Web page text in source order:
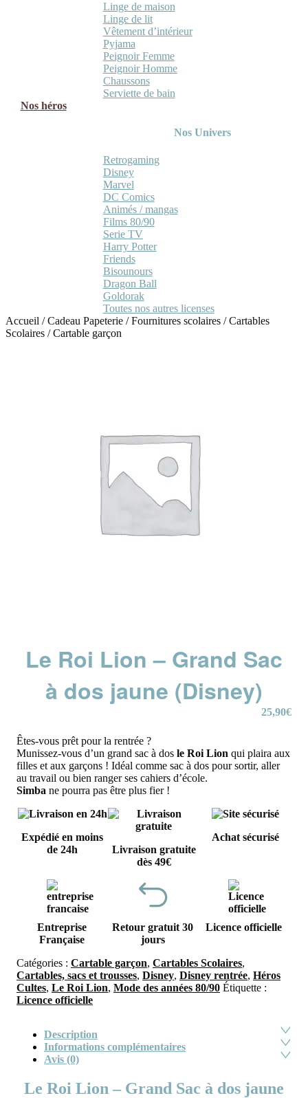
Linge de maison
Linge de lit
Vêtement d’intérieur
Pyjama
Peignoir Femme
Peignoir Homme
Chaussons
Serviette de bain
Nos héros
Nos Univers
Retrogaming
Disney
Marvel
DC Comics
Animés / mangas
Films 80/90
Serie TV
Harry Potter
Friends
Bisounours
Dragon Ball
Goldorak
Toutes nos autres licenses
Accueil /Cadeau Papeterie /Fournitures scolaires /Cartables
Scolaires /Cartable garçon
Le Roi Lion – Grand Sac
à dos jaune (Disney)
25,90€
Êtes-vous prêt pour la rentrée ?
Munissez-vous d’un grand sac à dos le Roi Lion qui plaira aux
filles et aux garçons ! Idéal comme sac à dos pour sortir, aller
au travail ou bien ranger ses cahiers d’école.
Simba ne pourra pas être plus fier !
Expédié en moins
de 24h
Livraison gratuite
dès 49€
Achat sécurisé
Entreprise
Française
Retour gratuit 30
jours
Licence officielle
Catégories : Cartable garçon, Cartables Scolaires,
Cartables, sacs et trousses, Disney, Disney rentrée, Héros
Cultes, Le Roi Lion, Mode des années 80/90 Étiquette :
Licence officielle
Description
Informations complémentaires
Avis (0)
Le Roi Lion – Grand Sac à dos jaune